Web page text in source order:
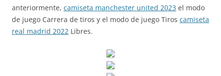
anteriormente, camiseta manchester united 2023 el modo
de juego Carrera de tiros y el modo de juego Tiros camiseta
real madrid 2022 Libres.